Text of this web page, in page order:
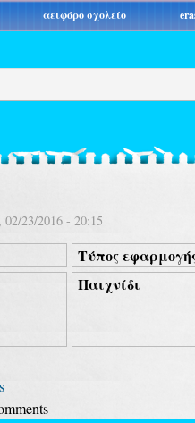
αειφόρο σχολείο
02/23/2016 - 20:15
Τύπος
Παιχνίδι